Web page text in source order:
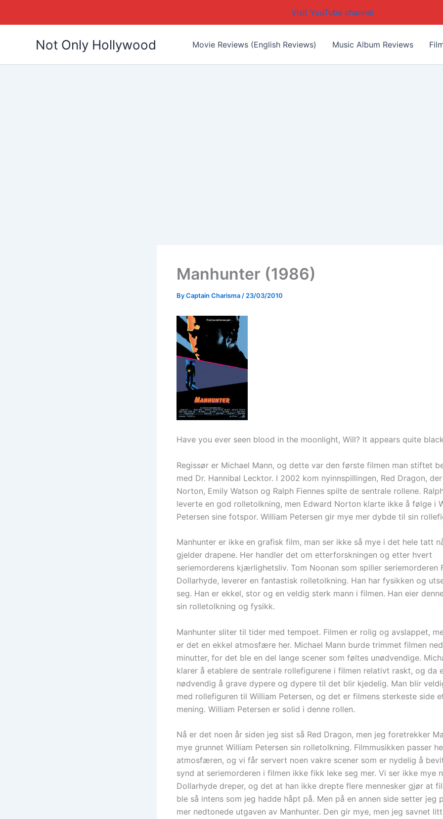
Visit YouTube channel
Not Only Hollywood Movie Reviews (English Reviews) Music Album Reviews
Manhunter (1986)
ByCaptain Charisma/23/03/2010
Have you ever seen blood in the moonlight, Will? It appears quite
Regissør er Michael Mann, og dette var den første filmen man stiftet
med Dr. Hannibal Lecktor. I 2002 kom nyinnspillingen, Red Dragon,
Norton, Emily Watson og Ralph Fiennes spilte de sentrale rollene.
leverte en god rolletolkning, men Edward Norton klarte ikke å følge i
Petersen sine fotspor. William Petersen gir mye mer dybde til sin
Manhunter er ikke en grafisk film, man ser ikke så mye i det hele tatt
gjelder drapene. Her handler det om etterforskningen og etter hvert
seriemorderens kjærlighetsliv. Tom Noonan som spiller seriemorderen
Dollarhyde, leverer en fantastisk rolletolkning. Han har fysikken og
seg. Han er ekkel, stor og en veldig sterk mann i filmen. Han eier
sin rolletolkning og fysikk.
Manhunter sliter til tider med tempoet. Filmen er rolig og avslappet,
er det en ekkel atmosfære her. Michael Mann burde trimmet filmen
minutter, for det ble en del lange scener som føltes unødvendige.
klarer å etablere de sentrale rollefigurene i filmen relativt raskt, og da
nødvendig å grave dypere og dypere til det blir kjedelig. Man blir
med rollefiguren til William Petersen, og det er filmens sterkeste side
mening. William Petersen er solid i denne rollen.
Nå er det noen år siden jeg sist så Red Dragon, men jeg foretrekker
mye grunnet William Petersen sin rolletolkning. Filmmusikken passer
atmosfæren, og vi får servert noen vakre scener som er nydelig å
synd at seriemorderen i filmen ikke fikk leke seg mer. Vi ser ikke mye
Dollarhyde dreper, og det at han ikke drepte flere mennesker gjør at
ble så intens som jeg hadde håpt på. Men på en annen side setter jeg
mer nedtonede utgaven av Manhunter. Den gir mye, men jeg savnet